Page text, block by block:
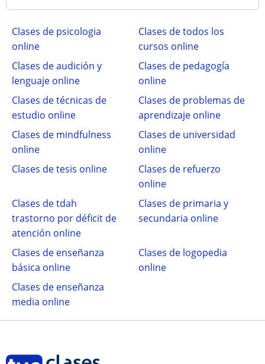
Clases de psicologia
online
Clases de todos los
cursos online
Clases de audición y
lenguaje online
Clases de pedagogía
online
Clases de técnicas de
estudio online
Clases de problemas de
aprendizaje online
Clases de mindfulness
online
Clases de universidad
online
Clases de tesis online
Clases de refuerzo
online
Clases de tdah
trastorno por déficit de
atención online
Clases de primaria y
secundaria online
Clases de enseñanza
básica online
Clases de logopedia
online
Clases de enseñanza
media online